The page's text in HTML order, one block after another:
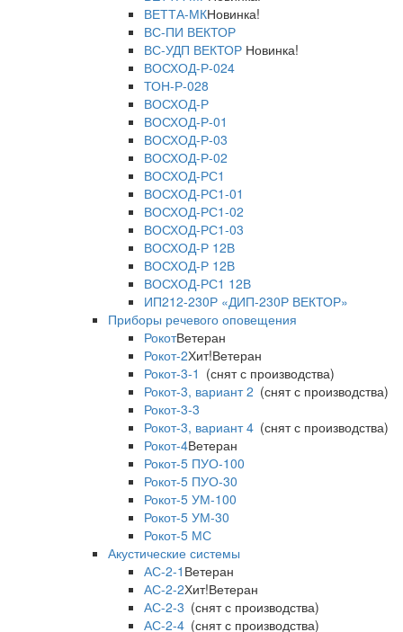
ВЕТТА-МКНовинка!
ВС-ПИ ВЕКТОР
ВС-УДП ВЕКТОР Новинка!
ВОСХОД-Р-024
ТОН-Р-028
ВОСХОД-Р
ВОСХОД-Р-01
ВОСХОД-Р-03
ВОСХОД-Р-02
ВОСХОД-РС1
ВОСХОД-РС1-01
ВОСХОД-РС1-02
ВОСХОД-РС1-03
ВОСХОД-Р 12В
ВОСХОД-Р 12В
ВОСХОД-РС1 12В
ИП212-230Р «ДИП-230Р ВЕКТОР»
Приборы речевого оповещения
РокотВетеран
Рокот-2Хит!Ветеран
Рокот-3-1 (снят с производства)
Рокот-3, вариант 2 (снят с производства)
Рокот-3-3
Рокот-3, вариант 4 (снят с производства)
Рокот-4Ветеран
Рокот-5 ПУО-100
Рокот-5 ПУО-30
Рокот-5 УМ-100
Рокот-5 УМ-30
Рокот-5 МС
Акустические системы
АС-2-1 Ветеран
АС-2-2Хит!Ветеран
АС-2-3 (снят с производства)
АС-2-4 (снят с производства)